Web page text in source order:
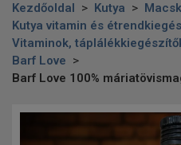
Kezdőoldal Kutya
Kutya vitamin és
Vitaminok,
Barf Love
Barf Love 100%